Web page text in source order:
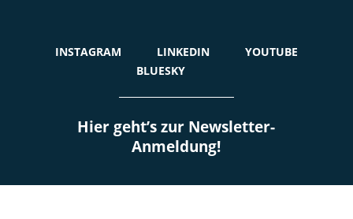
INSTAGRAM LINKEDIN
YOUTUBE
BLUESKY
Hier geht’s zur Newsletter-
Anmeldung!